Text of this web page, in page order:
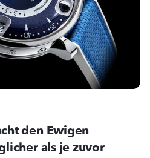
den Ewigen
als je zuvor